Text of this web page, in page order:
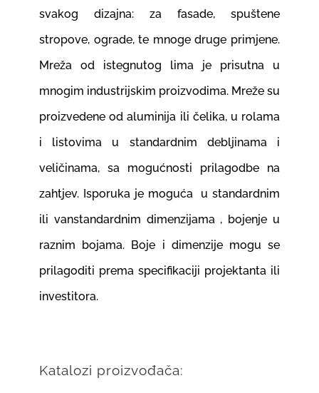
KARIJERE
WEB SHOP
svakog dizajna: za fasade, spuštene
stropove, ograde, te mnoge druge primjene.
Mreža od istegnutog lima je prisutna u
mnogim industrijskim proizvodima. Mreže su
proizvedene od aluminija ili čelika, u rolama
i listovima u standardnim debljinama i
veličinama, sa mogućnosti prilagodbe na
zahtjev. Isporuka je moguća u standardnim
ili vanstandardnim dimenzijama , bojenje u
raznim bojama. Boje i dimenzije mogu se
prilagoditi prema specifikaciji projektanta ili
investitora.
Katalozi proizvođača: